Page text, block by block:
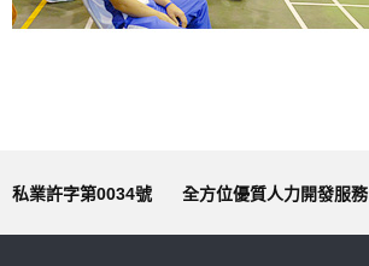
私業許字第0034號 全方位優質人力開發服務